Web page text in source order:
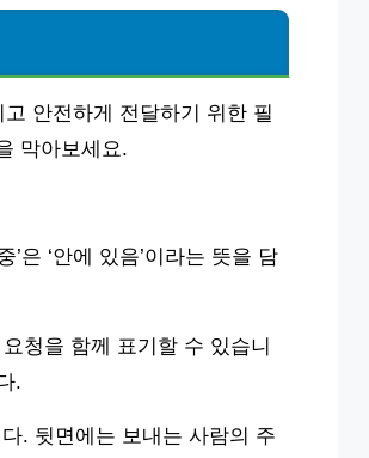
안전하게 전달하기 위한 필
막아보세요.
은 ‘안에 있음’이라는 뜻을 담
청을 함께 표기할 수 있습니
.
. 뒷면에는 보내는 사람의 주